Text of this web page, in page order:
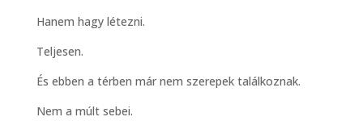
Hanem hagy létezni.
Teljesen.
És ebben a térben már nem szerepek találkoznak.
Nem a múlt sebei.